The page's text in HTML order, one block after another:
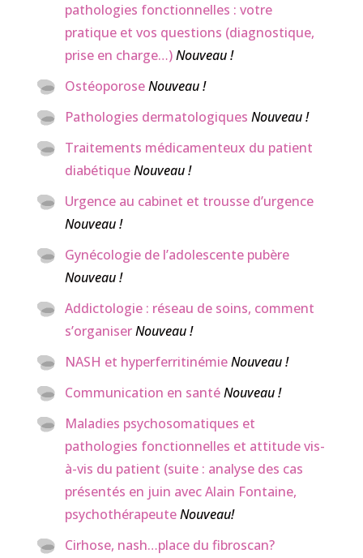
pathologies fonctionnelles : votre
pratique et vos questions (diagnostique,
prise en charge…)Nouveau !
OstéoporoseNouveau !
Pathologies dermatologiques Nouveau !
Traitements médicamenteux du patient
diabétiqueNouveau !
Urgence au cabinet et trousse d’urgence
Nouveau !
Gynécologie de l’adolescente pubère
Nouveau !
Addictologie : réseau de soins, comment
s’organiserNouveau !
NASH et hyperferritinémieNouveau !
Communication en santéNouveau !
Maladies psychosomatiques et
pathologies fonctionnelles et attitude vis-
à-vis du patient (suite : analyse des cas
présentés en juin avec Alain Fontaine,
psychothérapeuteNouveau!
Cirhose, nash…place du fibroscan?